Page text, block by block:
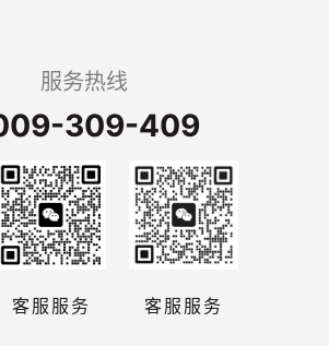
服务热线
309-409
客服服务 客服服务